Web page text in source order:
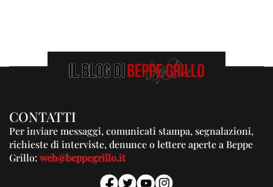
CONTATTI
Per inviare messaggi, comunicati stampa, segnalazioni,
richieste di interviste, denunce o lettere aperte a Beppe
Grillo:web@beppegrillo.it